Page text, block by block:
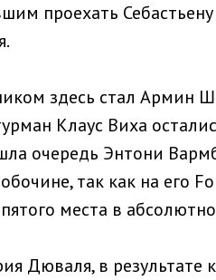
проехать
здесь стал Армин
Клаус Виха
очередь Энтони
так как на его
места в
Дюваля, в